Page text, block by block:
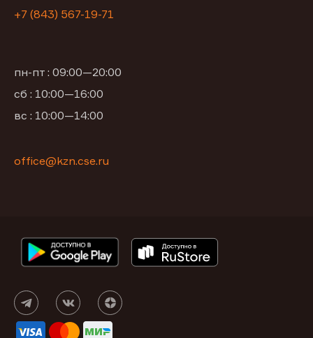
+7 (843) 567-19-71
пн-пт : 09:00—20:00
сб : 10:00—16:00
вс : 10:00—14:00
office@kzn.cse.ru